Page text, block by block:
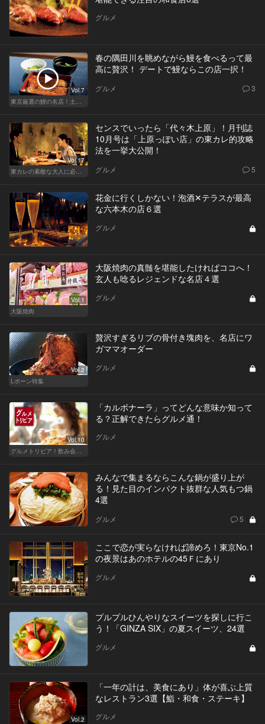
グルメ
Vol.7
東京厳選の鰻の名店！土用の丑の日じゃなくても行きたい
春の隅田川を眺めながら鰻を食べるって最
高に贅沢！ デートで鰻ならこの店一択！
グルメ 3
Vol.17
東カレの素敵な大人に必要なこと
センスでいったら「代々木上原」！月刊誌
10月号は「上原っぽい店」の東カレ的攻略
法を一挙大公開！
グルメ 5
花金に行くしかない！泡酒✕テラスが最高
な六本木の店６選
グルメ
Vol.1
大阪焼肉
大阪焼肉の真髄を堪能したければココへ！
玄人も唸るレジェンドな名店４選
グルメ
Vol.2
Lボーン特集
贅沢すぎるリブの骨付き塊肉を、名店にワ
ガママオーダー
グルメ
Vol.10
「カルボナーラ」ってどんな意味か知って
る？正解できたらグルメ通！
グルメ
みんなで集まるならこんな鍋が盛り上が
る！見た目のインパクト抜群な人気もつ鍋
4選
グルメ 5
ここで恋が実らなければ諦めろ！東京No.1
の夜景はあのホテルの45Ｆにあり
グルメ
プルプルひんやりなスイーツを探しに行こ
う！「GINZA SIX」の夏スイーツ、24選
グルメ
Vol.2
「一年の計は、美食にあり」体が喜ぶ上質
なレストラン3選【鮨・和食・ステーキ】
グルメ